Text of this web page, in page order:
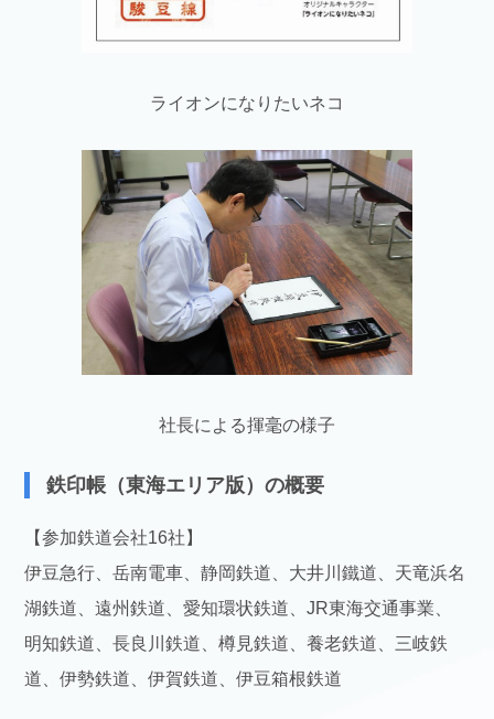
ライオンになりたいネコ
社長による揮毫の様子
鉄印帳（東海エリア版）の概要
【参加鉄道会社16社】
伊豆急行、岳南電車、静岡鉄道、大井川鐵道、天竜浜名
湖鉄道、遠州鉄道、愛知環状鉄道、JR東海交通事業、
明知鉄道、長良川鉄道、樽見鉄道、養老鉄道、三岐鉄
道、伊勢鉄道、伊賀鉄道、伊豆箱根鉄道